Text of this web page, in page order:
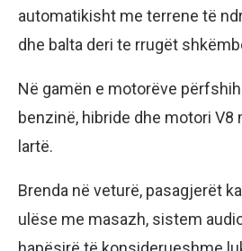
automatikisht me terrene të
dhe balta deri te rrugët
Në gamën e motorëve
benzinë, hibride dhe motori
lartë.
Brenda në veturë, pasagjerët
ulëse me masazh, sistem